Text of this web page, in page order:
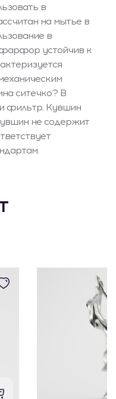
в
на мытье в
в
устойчив к
ситечко? В
фильтр. Кувшин
не содержит